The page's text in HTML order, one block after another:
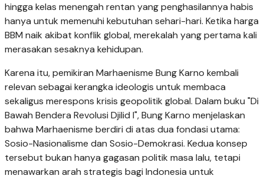
hingga kelas menengah rentan yang penghasilannya habis
hanya untuk memenuhi kebutuhan sehari-hari. Ketika harga
BBM naik akibat konflik global, merekalah yang pertama kali
merasakan sesaknya kehidupan.
Karena itu, pemikiran Marhaenisme Bung Karno kembali
relevan sebagai kerangka ideologis untuk membaca
sekaligus merespons krisis geopolitik global. Dalam buku "Di
Bawah Bendera Revolusi Djilid I", Bung Karno menjelaskan
bahwa Marhaenisme berdiri di atas dua fondasi utama:
Sosio-Nasionalisme dan Sosio-Demokrasi. Kedua konsep
tersebut bukan hanya gagasan politik masa lalu, tetapi
menawarkan arah strategis bagi Indonesia untuk